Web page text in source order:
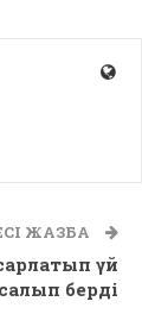
ЖАЗБА
үй
салып берді